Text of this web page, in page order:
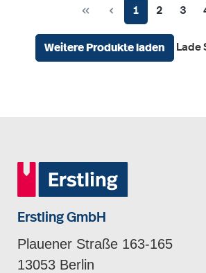
Seite
1 Seite
2 Seite
3
Weitere Produkte laden Lade
Erstling GmbH
Plauener Straße 163-165
13053 Berlin